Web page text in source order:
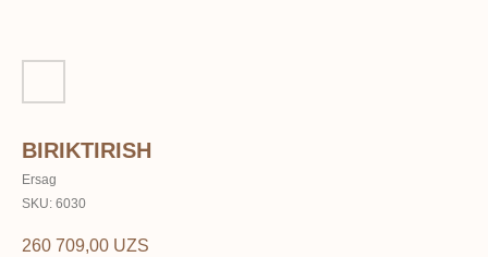
BIRIKTIRISH
Ersag
SKU: 6030
260 709,00 UZS